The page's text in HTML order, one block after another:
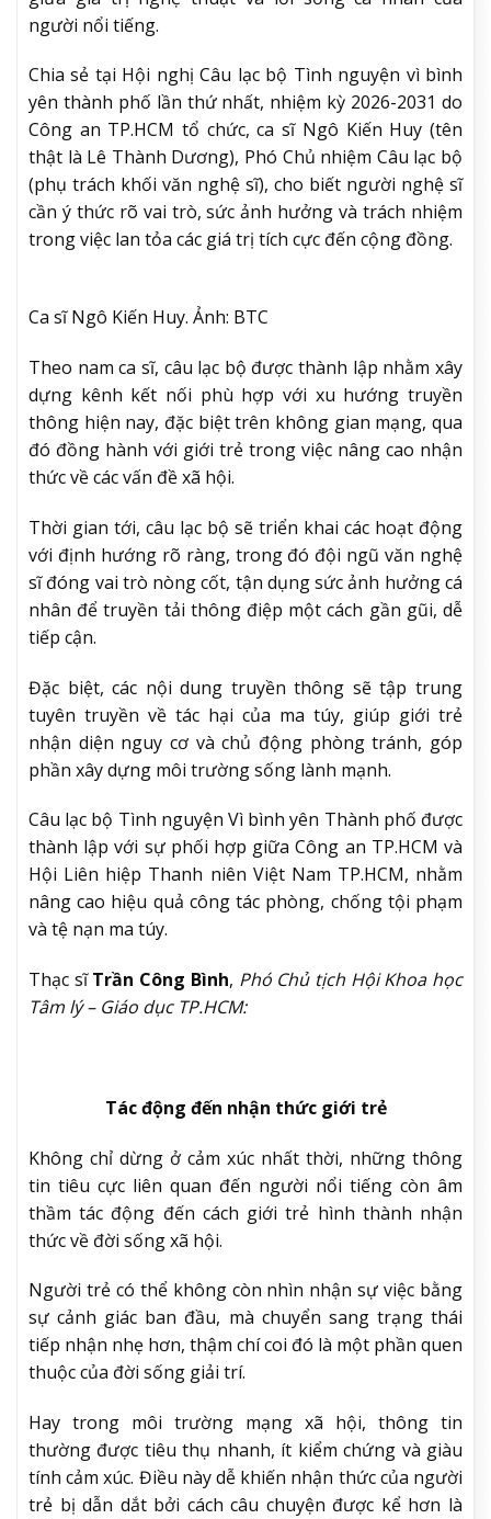
người nổi tiếng.
Chia sẻ tại Hội nghị Câu lạc bộ Tình nguyện vì bình
yên thành phố lần thứ nhất, nhiệm kỳ 2026-2031 do
Công an TP.HCM tổ chức, ca sĩ Ngô Kiến Huy (tên
thật là Lê Thành Dương), Phó Chủ nhiệm Câu lạc bộ
(phụ trách khối văn nghệ sĩ), cho biết người nghệ sĩ
cần ý thức rõ vai trò, sức ảnh hưởng và trách nhiệm
trong việc lan tỏa các giá trị tích cực đến cộng đồng.
Ca sĩ Ngô Kiến Huy. Ảnh: BTC
Theo nam ca sĩ, câu lạc bộ được thành lập nhằm xây
dựng kênh kết nối phù hợp với xu hướng truyền
thông hiện nay, đặc biệt trên không gian mạng, qua
đó đồng hành với giới trẻ trong việc nâng cao nhận
thức về các vấn đề xã hội.
Thời gian tới, câu lạc bộ sẽ triển khai các hoạt động
với định hướng rõ ràng, trong đó đội ngũ văn nghệ
sĩ đóng vai trò nòng cốt, tận dụng sức ảnh hưởng cá
nhân để truyền tải thông điệp một cách gần gũi, dễ
tiếp cận.
Đặc biệt, các nội dung truyền thông sẽ tập trung
tuyên truyền về tác hại của ma túy, giúp giới trẻ
nhận diện nguy cơ và chủ động phòng tránh, góp
phần xây dựng môi trường sống lành mạnh.
Câu lạc bộ Tình nguyện Vì bình yên Thành phố được
thành lập với sự phối hợp giữa Công an TP.HCM và
Hội Liên hiệp Thanh niên Việt Nam TP.HCM, nhằm
nâng cao hiệu quả công tác phòng, chống tội phạm
và tệ nạn ma túy.
Thạc sĩTrần Công Bình, Phó Chủ tịch Hội Khoa học
Tâm lý – Giáo dục TP.HCM:
Tác động đến nhận thức giới trẻ
Không chỉ dừng ở cảm xúc nhất thời, những thông
tin tiêu cực liên quan đến người nổi tiếng còn âm
thầm tác động đến cách giới trẻ hình thành nhận
thức về đời sống xã hội.
Người trẻ có thể không còn nhìn nhận sự việc bằng
sự cảnh giác ban đầu, mà chuyển sang trạng thái
tiếp nhận nhẹ hơn, thậm chí coi đó là một phần quen
thuộc của đời sống giải trí.
Hay trong môi trường mạng xã hội, thông tin
thường được tiêu thụ nhanh, ít kiểm chứng và giàu
tính cảm xúc. Điều này dễ khiến nhận thức của người
trẻ bị dẫn dắt bởi cách câu chuyện được kể hơn là